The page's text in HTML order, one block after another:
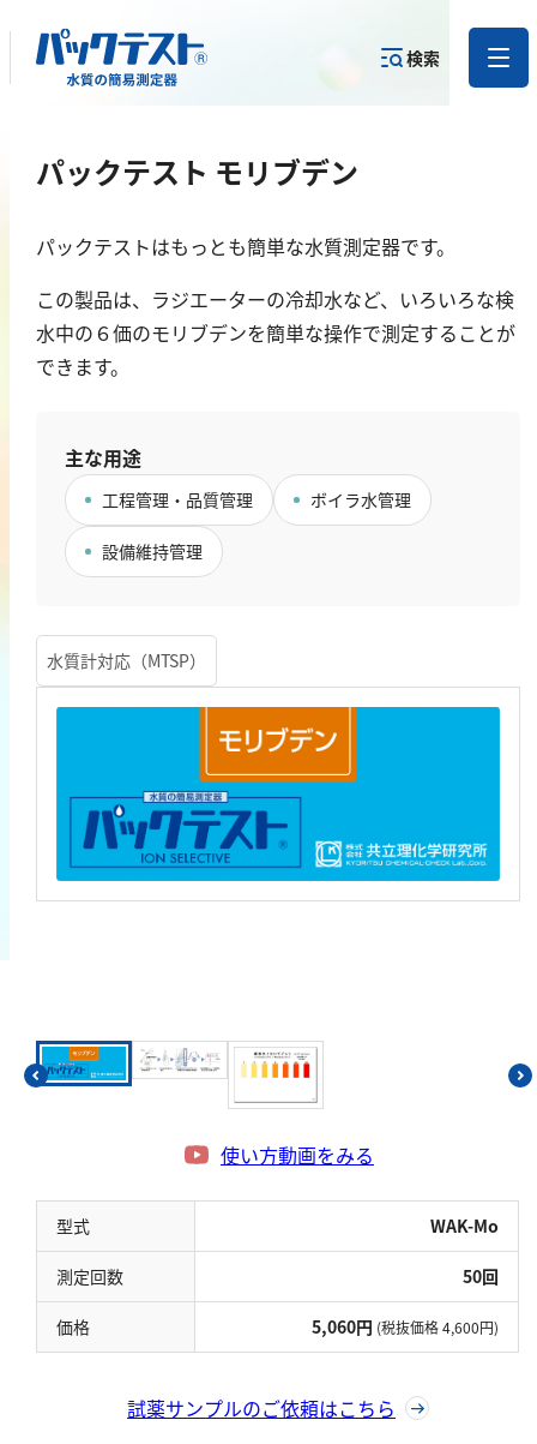
検索
パックテスト モリブデン
パックテストはもっとも簡単な水質測定器です。
この製品は、ラジエーターの冷却水など、いろいろな検
水中の６価のモリブデンを簡単な操作で測定することが
できます。
主な用途
工程管理・品質管理 ボイラ水管理
設備維持管理
水質計対応（MTSP）
使い方動画をみる
型式 WAK-Mo
測定回数 50回
価格 5,060円 (税抜価格 4,600円)
試薬サンプルのご依頼はこちら
ら
製品を探す
目的から
製品を探す
カテゴリー
で探す
亜鉛
アルミニウム
金
銀
クロム
鉄
鉛
ニッケル
マンガン
有機汚濁
BOD
硬度
マグネシウム
塩素
亜塩素酸ナトリウム
遊離残留塩素